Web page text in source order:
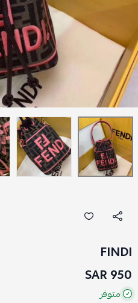
FINDI
950 SAR
متوفر